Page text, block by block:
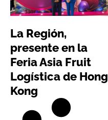
La Región,
presente en la
Feria Asia Fruit
Logística de Hong
Kong